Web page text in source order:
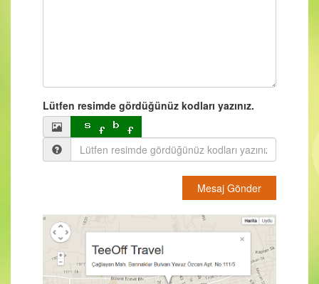
Lütfen resimde gördüğünüz kodları yazınız.
Mesaj Gönder